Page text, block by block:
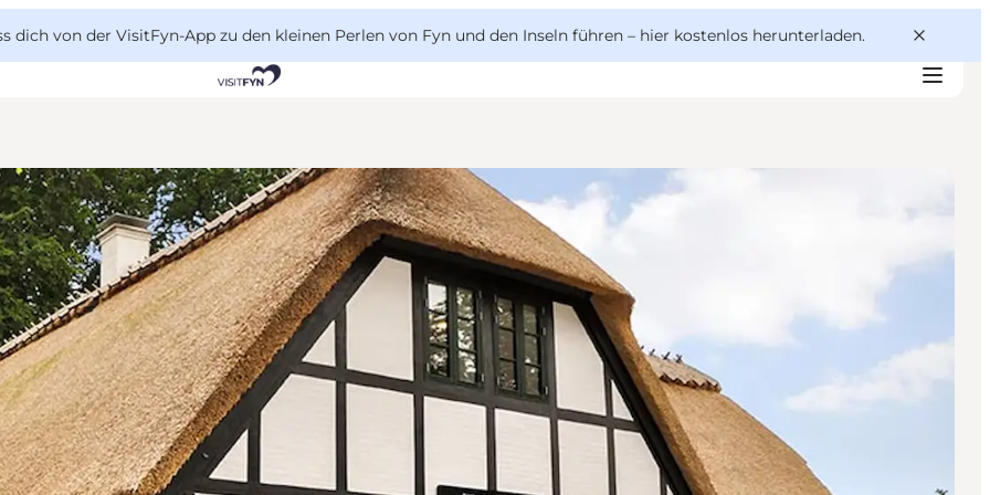
dich von der VisitFyn-App zu den kleinen Perlen von Fyn und den Inseln führen – hier kostenlos herunterladen.